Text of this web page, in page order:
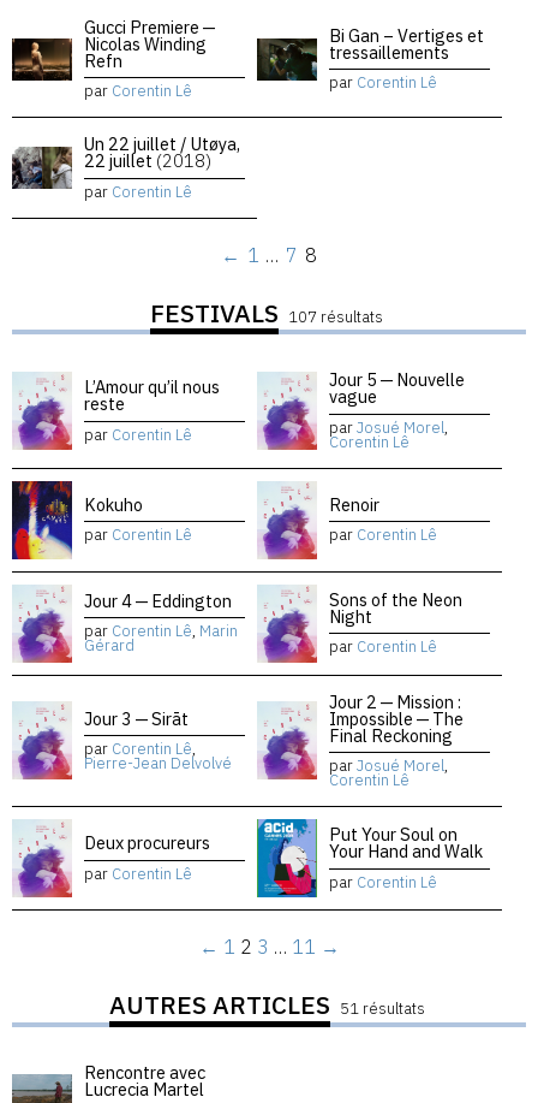
Gucci Premiere —
Nicolas Winding
Refn
par Corentin Lê
Bi Gan – Vertiges et
tressaillements
par Corentin Lê
Un 22 juillet / Utøya,
22 juillet (2018)
par Corentin Lê
← 1 … 7 8
FESTIVALS 107 résultats
L’Amour qu’il nous
reste
par Corentin Lê
Jour 5 — Nouvelle
vague
parJosué Morel,
Corentin Lê
Kokuho
par Corentin Lê
Renoir
par Corentin Lê
Jour 4 — Eddington
par Corentin Lê, Marin
Gérard
Sons of the Neon
Night
par Corentin Lê
Jour 3 — Sirāt
par Corentin Lê,
Pierre-Jean Delvolvé
Jour 2 — Mission :
Impossible — The
Final Reckoning
parJosué Morel,
Corentin Lê
Deux procureurs
par Corentin Lê
Put Your Soul on
Your Hand and Walk
par Corentin Lê
← 1 2 3 … 11 →
AUTRES ARTICLES 51 résultats
Rencontre avec
Lucrecia Martel